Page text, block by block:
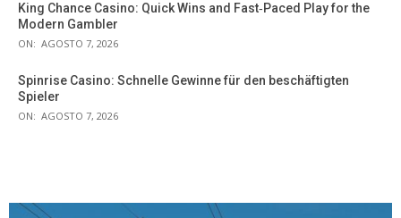
King Chance Casino: Quick Wins and Fast‑Paced Play for the
Modern Gambler
ON: AGOSTO 7, 2026
Spinrise Casino: Schnelle Gewinne für den beschäftigten
Spieler
ON: AGOSTO 7, 2026